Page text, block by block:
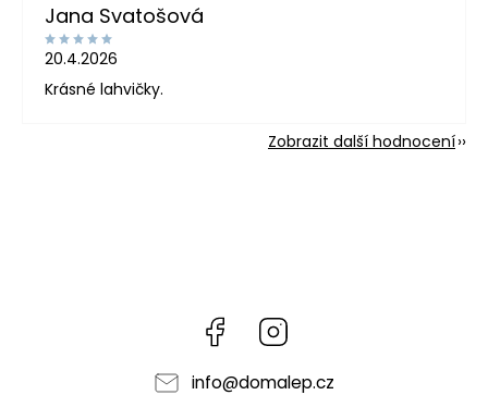
Jana Svatošová
20.4.2026
Krásné lahvičky.
Zobrazit další hodnocení
Facebook
info@domalep.cz